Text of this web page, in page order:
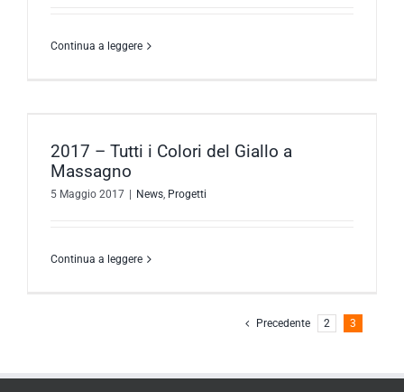
Continua a leggere
2017 – Tutti i Colori del Giallo a
Massagno
5 Maggio 2017 | News, Progetti
Continua a leggere
Precedente 2 3